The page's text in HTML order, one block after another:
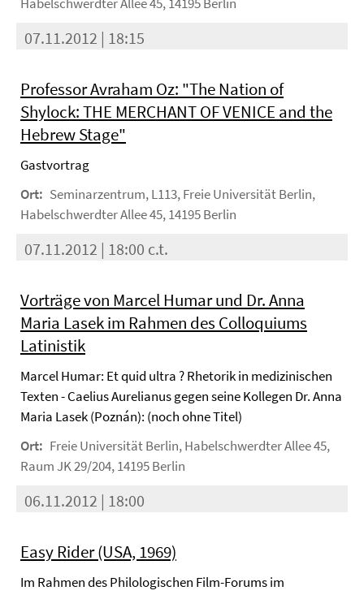
07.11.2012 | 18:15
Professor Avraham Oz: "The Nation of
Shylock: THE MERCHANT OF VENICE and the
Hebrew Stage"
Gastvortrag
Ort: Seminarzentrum, L113, Freie Universität Berlin,
Habelschwerdter Allee 45, 14195 Berlin
07.11.2012 | 18:00 c.t.
Vorträge von Marcel Humar und Dr. Anna
Maria Lasek im Rahmen des Colloquiums
Latinistik
Marcel Humar: Et quid ultra ? Rhetorik in medizinischen
Texten - Caelius Aurelianus gegen seine Kollegen Dr. Anna
Maria Lasek (Poznán): (noch ohne Titel)
Ort: Freie Universität Berlin, Habelschwerdter Allee 45,
Raum JK 29/204, 14195 Berlin
06.11.2012 | 18:00
Easy Rider (USA, 1969)
Im Rahmen des Philologischen Film-Forums im